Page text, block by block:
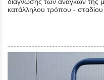
διάγνωσης των αναγκών της
κατάλληλου τρόπου -